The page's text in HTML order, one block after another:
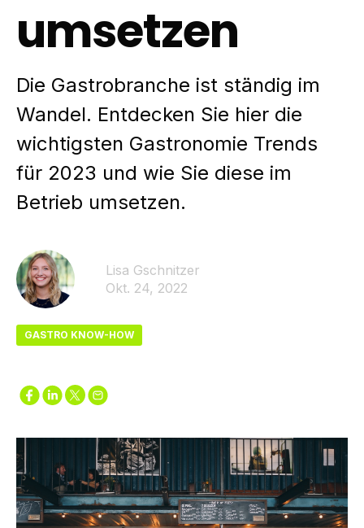
umsetzen
Die Gastrobranche ist ständig im
Wandel. Entdecken Sie hier die
wichtigsten Gastronomie Trends
für 2023 und wie Sie diese im
Betrieb umsetzen.
Lisa Gschnitzer
Okt. 24, 2022
GASTRO KNOW-HOW